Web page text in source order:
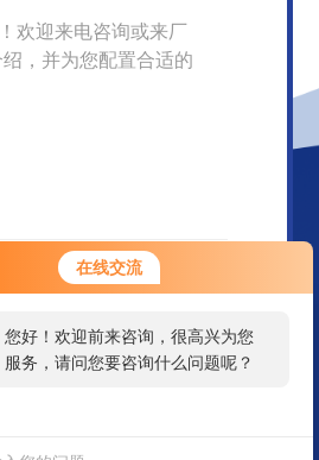
在线交流
您好！欢迎前来咨询，很高兴为您
服务，请问您要咨询什么问题呢？
欢迎来电咨询或来厂
，并为您配置合适的